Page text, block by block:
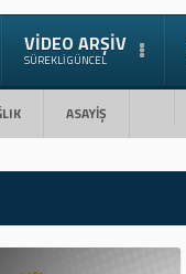
VIDEO ARŞIV
SÜREKLI GÜNCEL
ASAYİŞ